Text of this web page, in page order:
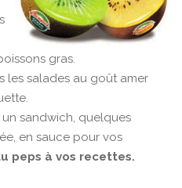
gras.
les salades au goût amer
sandwich, quelques
en sauce pour vos
peps à vos recettes.